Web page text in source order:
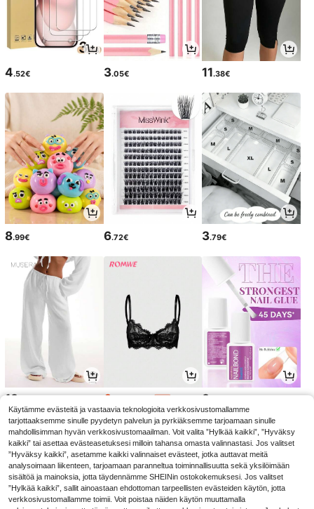
4.52€ 3.05€ 11.38€
8.99€ 6.72€ 3.79€
13 6 3
Käytämme evästeitä ja vastaavia teknologioita verkkosivustomallamme
tarjottaaksemme sinulle pyydetyn palvelun ja pyrkiäksemme tarjoamaan sinulle
mahdollisimman hyvän verkkosivustomaailman. Voit valita ”Hylkää kaikki”, ”Hyväksy
kaikki” tai asettaa evästeasetuksesi milloin tahansa omasta valinnastasi. Jos valitset
”Hyväksy kaikki”, asetamme kaikki valinnaiset evästeet, jotka auttavat meitä
analysoimaan liikenteen, tarjoamaan paranneltua toiminnallisuutta sekä yksilöimään
sisältöä ja mainoksia, jotta täydennämme SHEINin ostokokemuksesi. Jos valitset
”Hylkää kaikki”, sallit ainoastaan ehdottoman tarpeellisten evästeiden käytön, jotta
verkkosivustomallamme toimii. Voit poistaa näiden käytön muuttamalla